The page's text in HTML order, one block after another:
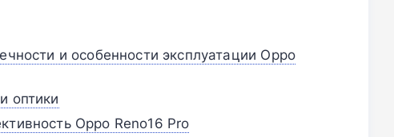
и особенности эксплуатации Oppo
оптики
Oppo Reno16 Pro